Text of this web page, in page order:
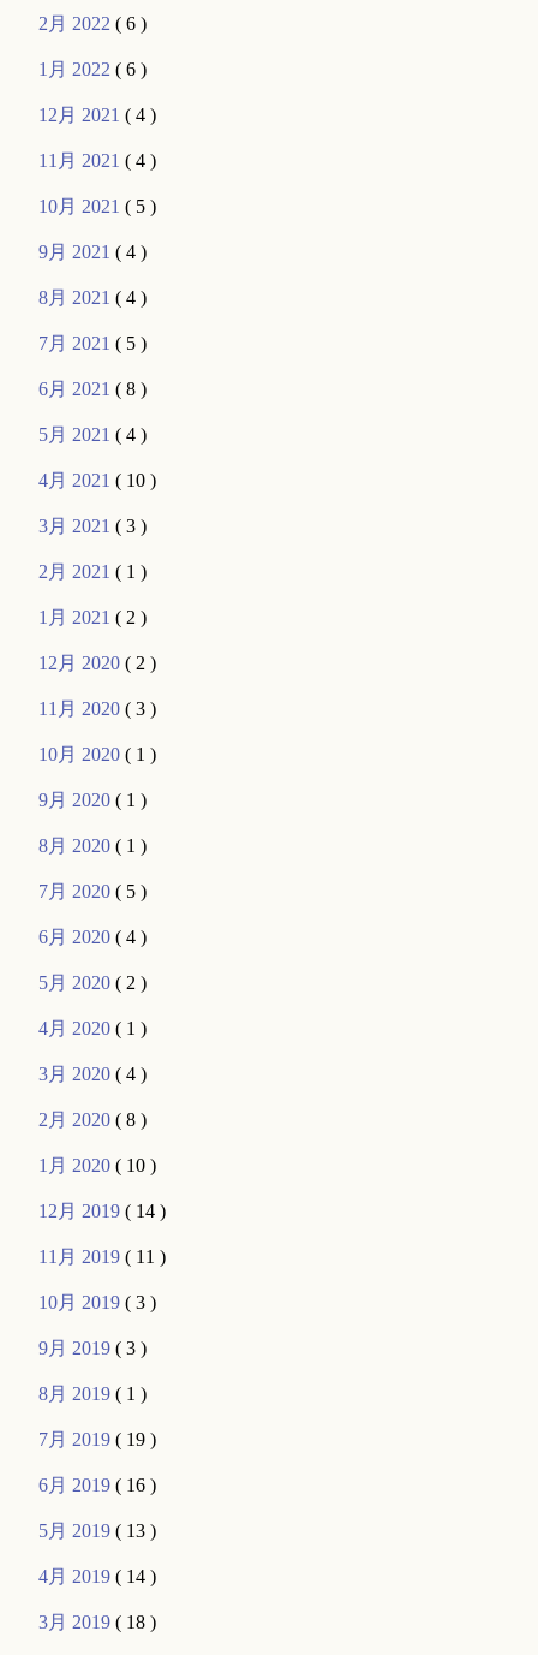
2月 2022( 6 )
1月 2022( 6 )
12月 2021( 4 )
11月 2021( 4 )
10月 2021( 5 )
9月 2021( 4 )
8月 2021( 4 )
7月 2021( 5 )
6月 2021( 8 )
5月 2021( 4 )
4月 2021( 10 )
3月 2021( 3 )
2月 2021( 1 )
1月 2021( 2 )
12月 2020( 2 )
11月 2020( 3 )
10月 2020( 1 )
9月 2020( 1 )
8月 2020( 1 )
7月 2020( 5 )
6月 2020( 4 )
5月 2020( 2 )
4月 2020( 1 )
3月 2020( 4 )
2月 2020( 8 )
1月 2020( 10 )
12月 2019( 14 )
11月 2019( 11 )
10月 2019( 3 )
9月 2019( 3 )
8月 2019( 1 )
7月 2019( 19 )
6月 2019( 16 )
5月 2019( 13 )
4月 2019( 14 )
3月 2019( 18 )